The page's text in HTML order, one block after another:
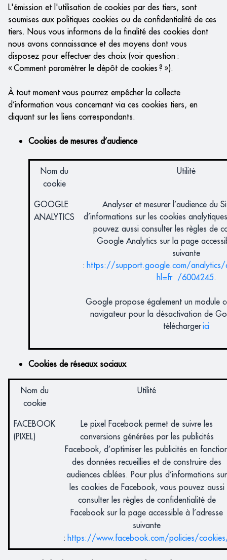
L'émission et l'utilisation de cookies par des tiers, sont
soumises aux politiques cookies ou de confidentialité de ces
tiers. Nous vous informons de la finalité des cookies dont
nous avons connaissance et des moyens dont vous
disposez pour effectuer des choix (voir question :
« Comment paramétrer le dépôt de cookies ? »).
À tout moment vous pourrez empêcher la collecte
d’information vous concernant via ces cookies tiers, en
cliquant sur les liens correspondants.
Cookies de mesures d’audience
Nom du
cookie
Utilité
GOOGLE
ANALYTICS
Analyser et mesurer l’audience du
d’informations sur les cookies
pouvez aussi consulter les règles de
Google Analytics sur la page
suivante
: https://support.google.com/analytics/
hl=fr /6004245.
Google propose également un module
navigateur pour la désactivation de
téléchargerici
Cookies de réseaux sociaux
Nom du
cookie
Utilité
FACEBOOK
(PIXEL)
Le pixel Facebook permet de suivre les
conversions générées par les publicités
Facebook, d’optimiser les publicités en
des données recueillies et de construire des
audiences ciblées. Pour plus d’informations sur
les cookies de Facebook, vous pouvez aussi
consulter les règles de confidentialité de
Facebook sur la page accessible à l’adresse
suivante
: https://www.facebook.com/policies/